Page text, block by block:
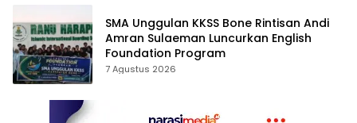
SMA Unggulan KKSS Bone Rintisan Andi
Amran Sulaeman Luncurkan English
Foundation Program
7 Agustus 2026